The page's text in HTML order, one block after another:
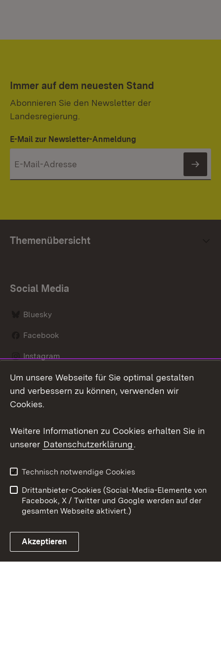
Immer auf dem neuesten Stand
Abonnieren Sie den Newsletter der
Landesregierung.
E-Mail zur Newsletter-Anmeldung
Themenübersicht
Social Media
Bluesky
Facebook
Instagram
LinkedIn
Link zum Landesportal
Datenschutz
Barrierefreiheit
Impressum
Cookies
Um unsere Webseite für Sie optimal gestalten
und verbessern zu können, verwenden wir
Cookies.
Weitere Informationen zu Cookies erhalten Sie in
unserer Datenschutzerklärung.
Technisch notwendige Cookies
Drittanbieter-Cookies (Social-Media-Elemente von
Facebook, X / Twitter und Google werden auf der
gesamten Webseite aktiviert.)
Akzeptieren